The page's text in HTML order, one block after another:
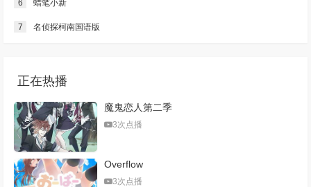
6 蜡笔小新
7 名侦探柯南国语版
正在热播
魔鬼恋人第二季
3次点播
Overflow
3次点播